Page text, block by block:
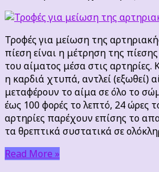
για
της
Τροφές για μείωση της
πίεση είναι η μέτρηση της
του αίματος μέσα στις
η καρδιά χτυπά, αντλεί (εξωθεί)
μεταφέρουν το αίμα σε όλο το
έως 100 φορές το λεπτό, 24 ώρες
αρτηρίες παρέχουν επίσης το
τα θρεπτικά συστατικά σε
Read More »